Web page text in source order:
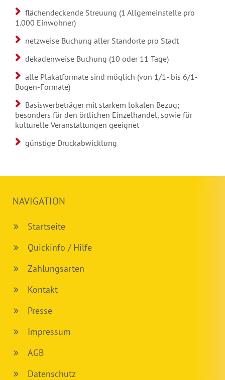
flächendeckende Streuung (1 Allgemeinstelle pro
1.000 Einwohner)
netzweise Buchung aller Standorte pro Stadt
dekadenweise Buchung (10 oder 11 Tage)
alle Plakatformate sind möglich (von 1/1- bis 6/1-
Bogen-Formate)
Basiswerbeträger mit starkem lokalen Bezug;
besonders für den örtlichen Einzelhandel, sowie für
kulturelle Veranstaltungen geeignet
günstige Druckabwicklung
NAVIGATION
Startseite
Quickinfo / Hilfe
Zahlungsarten
Kontakt
Presse
Impressum
AGB
Datenschutz